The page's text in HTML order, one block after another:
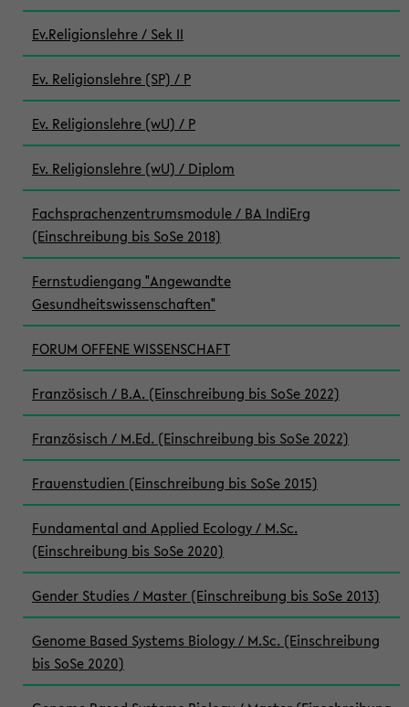
Ev.Religionslehre / Sek II
Ev. Religionslehre (SP) / P
Ev. Religionslehre (wU) / P
Ev. Religionslehre (wU) / Diplom
Fachsprachenzentrumsmodule / BA IndiErg
(Einschreibung bis SoSe 2018)
Fernstudiengang "Angewandte
Gesundheitswissenschaften"
FORUM OFFENE WISSENSCHAFT
Französisch / B.A. (Einschreibung bis SoSe 2022)
Französisch / M.Ed. (Einschreibung bis SoSe 2022)
Frauenstudien (Einschreibung bis SoSe 2015)
Fundamental and Applied Ecology / M.Sc.
(Einschreibung bis SoSe 2020)
Gender Studies / Master (Einschreibung bis SoSe 2013)
Genome Based Systems Biology / M.Sc. (Einschreibung
bis SoSe 2020)